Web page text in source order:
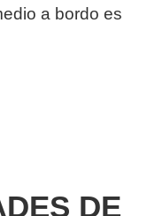
a bordo es
DE